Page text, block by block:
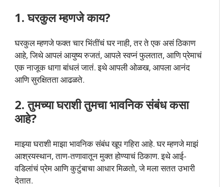
1. घरकुल म्हणजे काय?
घरकुल म्हणजे फक्त चार भिंतींचं घर नाही, तर ते एक असं ठिकाण
आहे, जिथे आपलं आयुष्य रुजतं, आपले स्वप्नं फुलतात, आणि प्रेमाचं
एक नाजूक धागा बांधलं जातं. इथे आपली ओळख, आपला आनंद
आणि सुरक्षितता आढळते.
2. तुमच्या घराशी तुमचा भावनिक संबंध कसा
आहे?
माझ्या घराशी माझा भावनिक संबंध खूप गहिरा आहे. घर म्हणजे माझं
आश्रयस्थान, ताण-तणावातून मुक्त होण्याचं ठिकाण. इथे आई-
वडिलांचं प्रेम आणि कुटुंबाचा आधार मिळतो, जे मला सतत उभारी
देतात.